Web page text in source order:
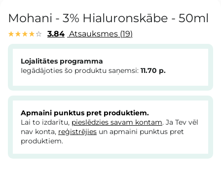
Mohani - 3% Hialuronskābe - 50ml
3.84 Atsauksmes 19
Lojalitātes programma
Iegādājoties šo produktu saņemsi: 11.70 p.
Apmaini punktus pret produktiem.
Lai to izdarītu, pieslēdzies savam kontam. Ja Tev vēl
nav konta, reģistrējies un apmaini punktus pret
produktiem.